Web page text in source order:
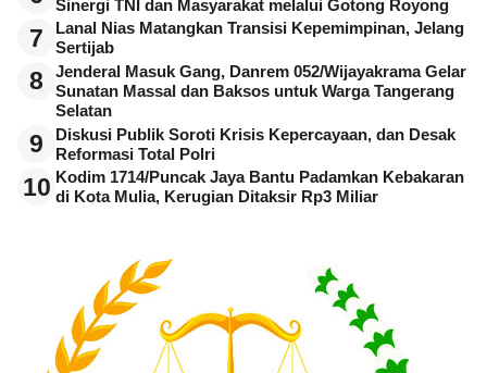
Sinergi TNI dan Masyarakat melalui Gotong Royong
7
Lanal Nias Matangkan Transisi Kepemimpinan, Jelang
Sertijab
8
Jenderal Masuk Gang, Danrem 052/Wijayakrama Gelar
Sunatan Massal dan Baksos untuk Warga Tangerang
Selatan
9
Diskusi Publik Soroti Krisis Kepercayaan, dan Desak
Reformasi Total Polri
10 Kodim 1714/Puncak Jaya Bantu Padamkan Kebakaran
di Kota Mulia, Kerugian Ditaksir Rp3 Miliar